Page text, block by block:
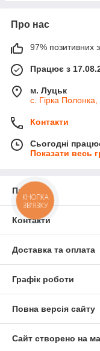
Про нас
97% позитивних з
Працює з
м. Луцьк
с. Гірка
Контакти
Сьогодні
Показати весь
Про нас
Контакти
Доставка та оплата
Графік роботи
Повна версія сайту
Сайт створено на
КНОПКА
ЗВ'ЯЗКУ